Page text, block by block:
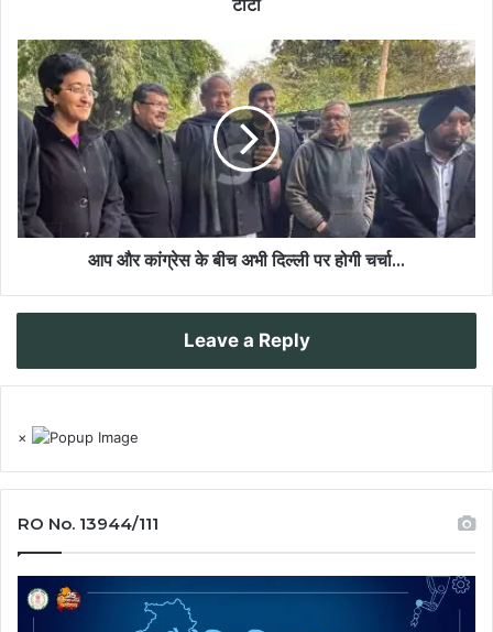
टीटी
आप और कांग्रेस के बीच अभी दिल्ली पर होगी चर्चा...
Leave a Reply
×
RO No. 13944/111